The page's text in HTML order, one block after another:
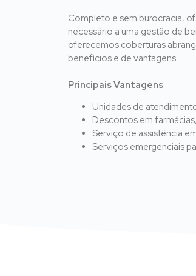
Completo e sem burocracia,
necessário a uma gestão de
oferecemos coberturas
benefícios e de vantagens.
Principais Vantagens
Unidades de
Descontos em
Serviço de assistência
Serviços emergenciais